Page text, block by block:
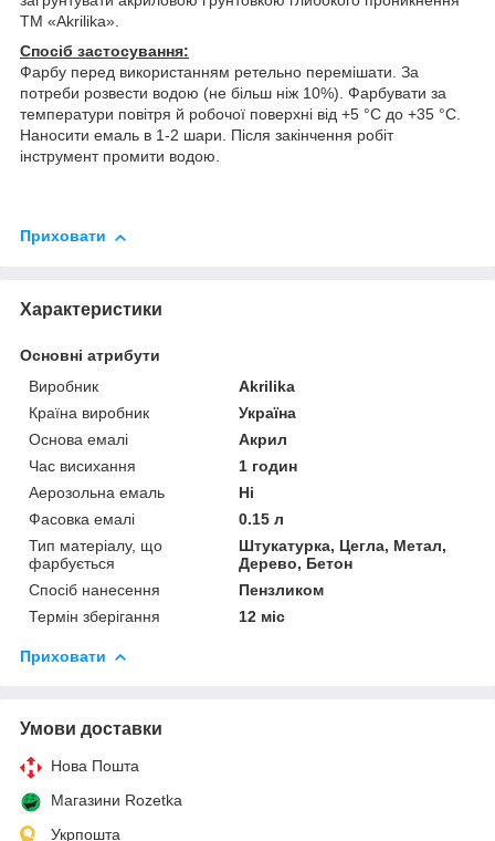
ТМ «Akrilika».
Спосіб застосування:
Фарбу перед використанням ретельно перемішати. За
потреби розвести водою (не більш ніж 10%). Фарбувати за
температури повітря й робочої поверхні від +5 °C до +35 °C.
Наносити емаль в 1-2 шари. Після закінчення робіт
інструмент промити водою.
Приховати
Характеристики
Основні атрибути
Виробник
Akrilika
Країна виробник
Україна
Основа емалі
Акрил
Час висихання
1 годин
Аерозольна емаль
Ні
Фасовка емалі
0.15 л
Тип матеріалу, що
фарбується
Штукатурка, Цегла, Метал,
Дерево, Бетон
Спосіб нанесення
Пензликом
Термін зберігання
12 міс
Приховати
Умови доставки
Нова Пошта
Магазини Rozetka
Укрпошта